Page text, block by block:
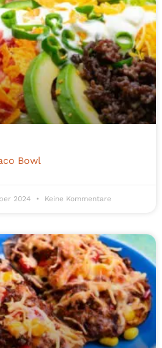
Bowl
2024 Keine Kommentare